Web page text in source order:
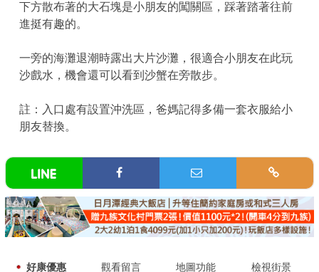
下方散布著的大石塊是小朋友的闖關區，踩著踏著往前
進挺有趣的。
一旁的海灘退潮時露出大片沙灘，很適合小朋友在此玩
沙戲水，機會還可以看到沙蟹在旁散步。
註：入口處有設置沖洗區，爸媽記得多備一套衣服給小
朋友替換。
好康優惠 觀看留言 地圖功能 檢視街景